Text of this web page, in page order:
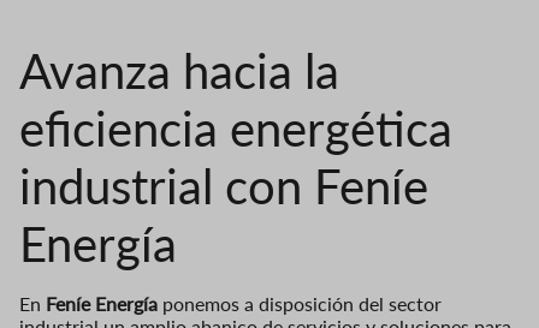
Avanza hacia la
eficiencia energética
industrial con Feníe
Energía
En Feníe Energía ponemos a disposición del sector